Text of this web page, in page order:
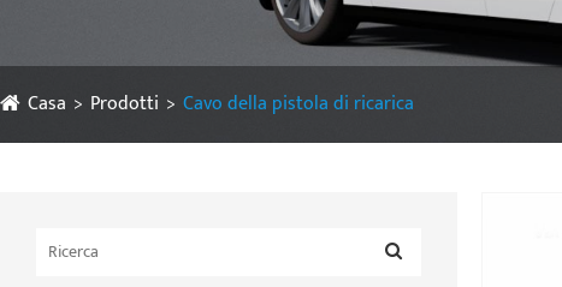
Casa Prodotti Cavo della pistola di ricarica